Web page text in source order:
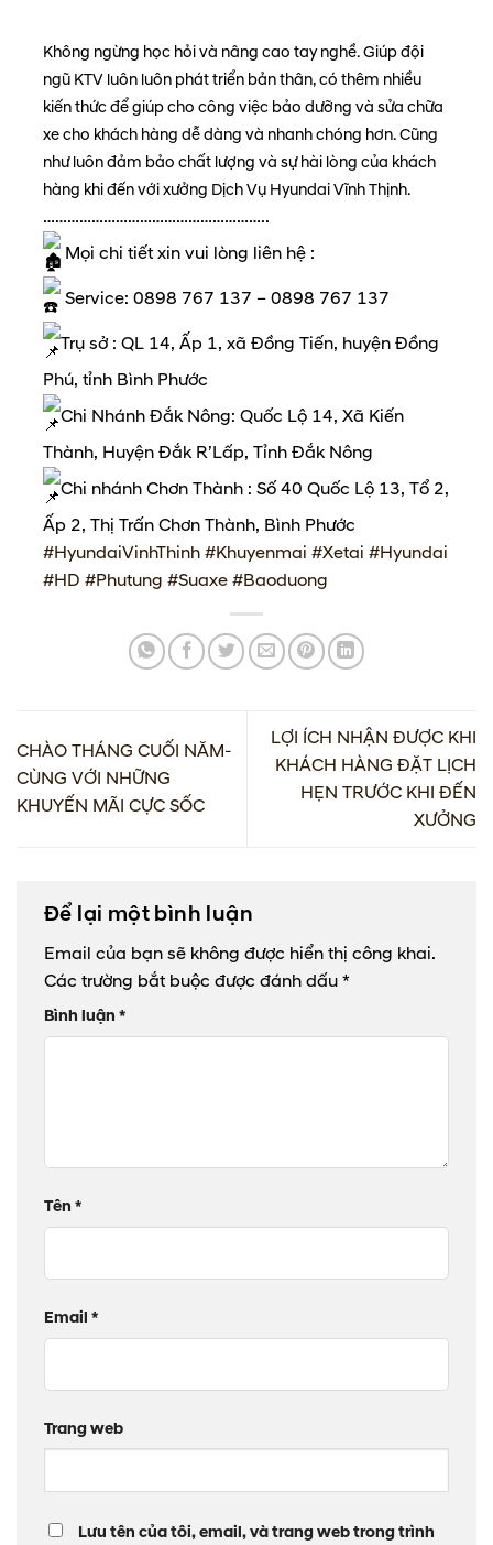
Không ngừng học hỏi và nâng cao tay nghề. Giúp đội
ngũ KTV luôn luôn phát triển bản thân, có thêm nhiều
kiến thức để giúp cho công việc bảo dưỡng và sửa chữa
xe cho khách hàng dễ dàng và nhanh chóng hơn. Cũng
như luôn đảm bảo chất lượng và sự hài lòng của khách
hàng khi đến với xưởng Dịch Vụ Hyundai Vĩnh Thịnh.
………………………………………………..
Mọi chi tiết xin vui lòng liên hệ :
Service: 0898 767 137 – 0898 767 137
Trụ sở : QL 14, Ấp 1, xã Đồng Tiến, huyện Đồng
Phú, tỉnh Bình Phước
Chi Nhánh Đắk Nông: Quốc Lộ 14, Xã Kiến
Thành, Huyện Đắk R’Lấp, Tỉnh Đắk Nông
Chi nhánh Chơn Thành : Số 40 Quốc Lộ 13, Tổ 2,
Ấp 2, Thị Trấn Chơn Thành, Bình Phước
#HyundaiVinhThinh #Khuyenmai #Xetai #Hyundai
#HD #Phutung #Suaxe #Baoduong
CHÀO THÁNG CUỐI NĂM-
CÙNG VỚI NHỮNG
KHUYẾN MÃI CỰC SỐC
LỢI ÍCH NHẬN ĐƯỢC KHI
KHÁCH HÀNG ĐẶT LỊCH
HẸN TRƯỚC KHI ĐẾN
XƯỞNG
Để lại một bình luận
Email của bạn sẽ không được hiển thị công khai.
Các trường bắt buộc được đánh dấu *
Bình luận *
Tên *
Email *
Trang web
Lưu tên của tôi, email, và trang web trong trình